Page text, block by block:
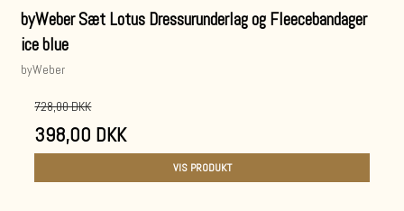
byWeber Sæt Lotus Dressurunderlag og Fleecebandager
ice blue
byWeber
728,00 DKK
398,00 DKK
VIS PRODUKT